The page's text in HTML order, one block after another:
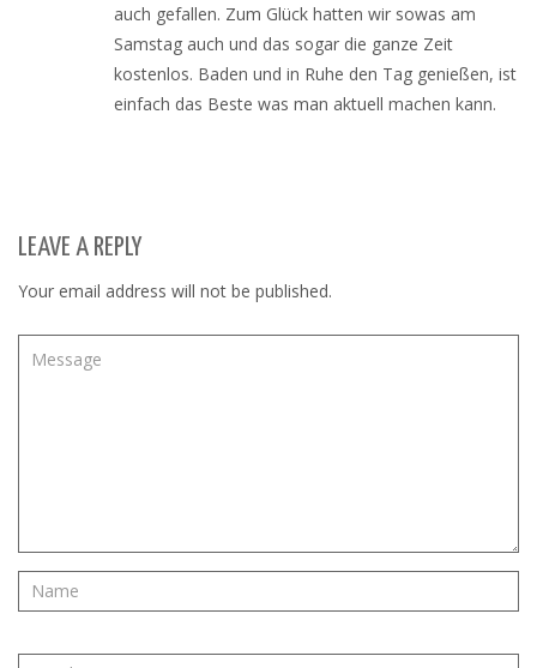
auch gefallen. Zum Glück hatten wir sowas am
Samstag auch und das sogar die ganze Zeit
kostenlos. Baden und in Ruhe den Tag genießen, ist
einfach das Beste was man aktuell machen kann.
LEAVE A REPLY
Your email address will not be published.